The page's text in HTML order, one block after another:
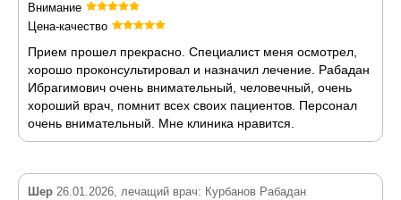
Внимание
Цена-качество
Прием прошел прекрасно. Специалист меня осмотрел,
хорошо проконсультировал и назначил лечение. Рабадан
Ибрагимович очень внимательный, человечный, очень
хороший врач, помнит всех своих пациентов. Персонал
очень внимательный. Мне клиника нравится.
Шер 26.01.2026, лечащий врач: Курбанов Рабадан